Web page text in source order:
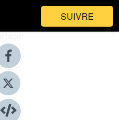
SUIVRE